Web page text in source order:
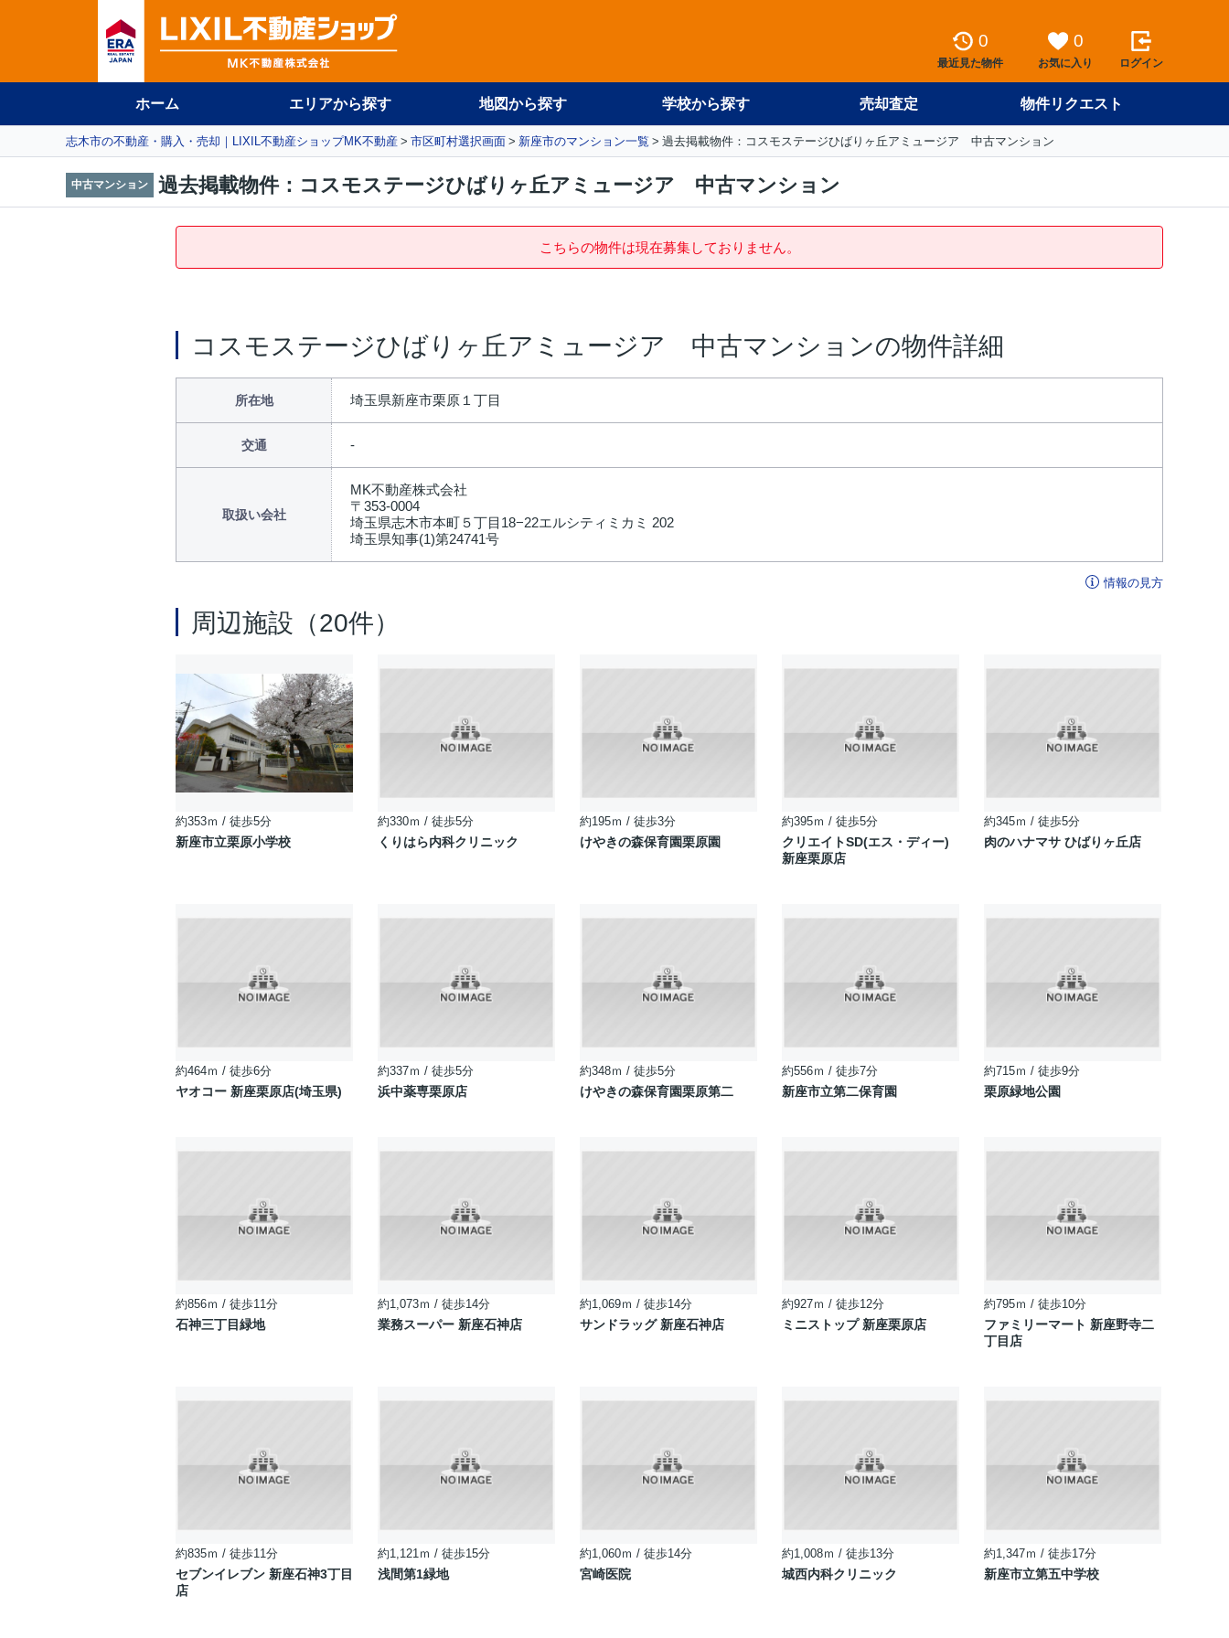
0
最近見た物件
0
お気に入り ログイン
ホーム エリアから探す 地図から探す 学校から探す 売却査定 物件リクエスト
志木市の不動産・購入・売却｜LIXIL不動産ショップMK不動産 市区町村選択画面 新座市のマンション一覧 過去掲載物件：コスモステージひばりヶ丘アミュージア 中古マンション
中古マンション 過去掲載物件：コスモステージひばりヶ丘アミュージア 中古マンション
こちらの物件は現在募集しておりません。
コスモステージひばりヶ丘アミュージア 中古マンションの物件詳細
所在地 埼玉県新座市栗原１丁目
交通
取扱い会社
MK不動産株式会社
〒353-0004
埼玉県志木市本町５丁目18−22エルシティミカミ 202
埼玉県知事(1)第24741号
情報の見方
周辺施設（20件）
約353ｍ / 徒歩5分
新座市立栗原小学校
約330ｍ / 徒歩5分
くりはら内科クリニック
約195ｍ / 徒歩3分
けやきの森保育園栗原園
約395ｍ / 徒歩5分
クリエイトSD(エス・ディー)
新座栗原店
約345ｍ / 徒歩5分
肉のハナマサ ひばりヶ丘店
約464ｍ / 徒歩6分
ヤオコー 新座栗原店(埼玉県)
約337ｍ / 徒歩5分
浜中薬専栗原店
約348ｍ / 徒歩5分
けやきの森保育園栗原第二
約556ｍ / 徒歩7分
新座市立第二保育園
約715ｍ / 徒歩9分
栗原緑地公園
約856ｍ / 徒歩11分
石神三丁目緑地
約1,073ｍ / 徒歩14分
業務スーパー 新座石神店
約1,069ｍ / 徒歩14分
サンドラッグ 新座石神店
約927ｍ / 徒歩12分
ミニストップ 新座栗原店
約795ｍ / 徒歩10分
ファミリーマート 新座野寺二
丁目店
約835ｍ / 徒歩11分
セブンイレブン 新座石神3丁目
店
約1,121ｍ / 徒歩15分
浅間第1緑地
約1,060ｍ / 徒歩14分
宮崎医院
約1,008ｍ / 徒歩13分
城西内科クリニック
約1,347ｍ / 徒歩17分
新座市立第五中学校